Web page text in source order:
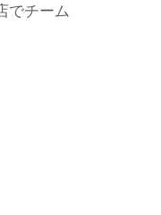
でチーム